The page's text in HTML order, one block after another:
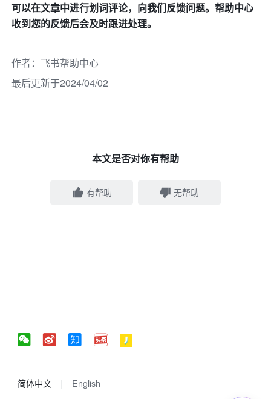
可以在文章中进行划词评论，向我们反馈问题。帮助中心
收到您的反馈后会及时跟进处理。
作者： 飞书帮助中心
最后更新于2024/04/02
本文是否对你有帮助
有帮助 无帮助
简体中文 English